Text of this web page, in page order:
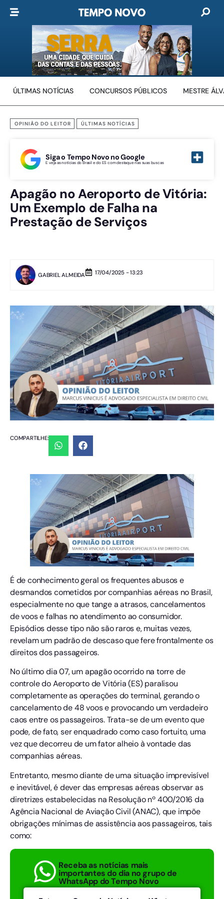
ÚLTIMAS NOTÍCIAS CONCURSOS PÚBLICOS MESTRE
OPINIÃO DO LEITOR ÚLTIMAS NOTÍCIAS
Siga o Tempo Novo no Google
E veja as notícias do Brasil e do ES com destaque nas suas buscas
Apagão no Aeroporto de Vitória:
Um Exemplo de Falha na
Prestação de Serviços
GABRIEL ALMEIDA 17/04/2025 - 13:23
COMPARTILHE:
É de conhecimento geral os frequentes abusos e
desmandos cometidos por companhias aéreas no Brasil,
especialmente no que tange a atrasos, cancelamentos
de voos e falhas no atendimento ao consumidor.
Episódios desse tipo não são raros e, muitas vezes,
revelam um padrão de descaso que fere frontalmente os
direitos dos passageiros.
No último dia 07, um apagão ocorrido na torre de
controle do Aeroporto de Vitória (ES) paralisou
completamente as operações do terminal, gerando o
cancelamento de 48 voos e provocando um verdadeiro
caos entre os passageiros. Trata-se de um evento que
pode, de fato, ser enquadrado como caso fortuito, uma
vez que decorreu de um fator alheio à vontade das
companhias aéreas.
Entretanto, mesmo diante de uma situação imprevisível
e inevitável, é dever das empresas aéreas observar as
diretrizes estabelecidas na Resolução nº 400/2016 da
Agência Nacional de Aviação Civil (ANAC), que impõe
obrigações mínimas de assistência aos passageiros, tais
como:
Receba as notícias mais
importantes do dia no grupo de
WhatsApp do Tempo Novo